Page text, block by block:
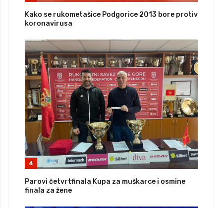
Kako se rukometašice Podgorice 2013 bore protiv
koronavirusa
4
Parovi četvrtfinala Kupa za muškarce i osmine
finala za žene